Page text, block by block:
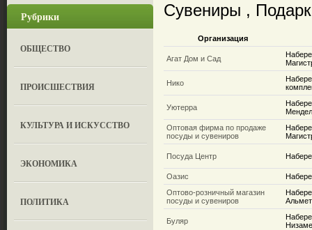
Рубрики
ОБЩЕСТВО
ПРОИСШЕСТВИЯ
КУЛЬТУРА И ИСКУССТВО
ЭКОНОМИКА
ПОЛИТИКА
Сувениры ,
Организация
Агат Дом и Сад
Нико
Уютерра
Оптовая фирма по продаже
посуды и сувениров
Посуда Центр
Оазис
Оптово-розничный магазин
посуды и сувениров
Буляр